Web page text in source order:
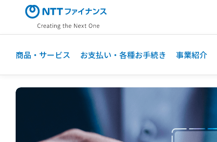
ン
商品・サービス お支払い・各種お手続き 事業紹介